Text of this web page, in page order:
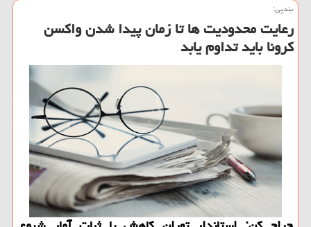
بندپی:
رعایت محدودیت ها تا زمان پیدا شدن واكسن
كرونا باید تداوم یابد